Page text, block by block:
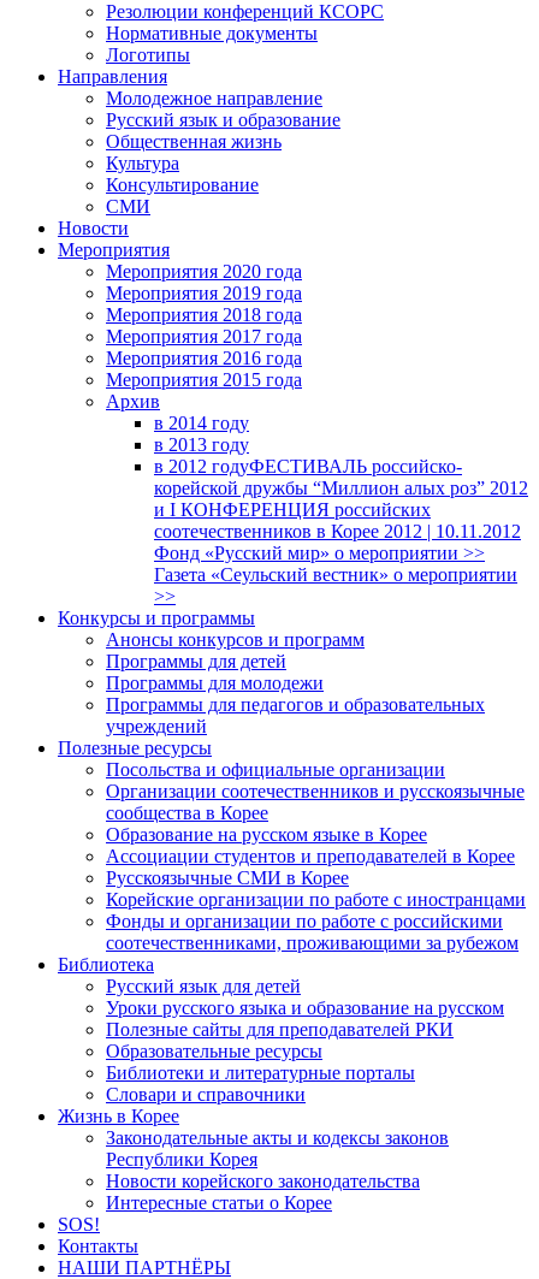
Резолюции конференций КСОРС
Нормативные документы
Логотипы
Направления
Молодежное направление
Русский язык и образование
Общественная жизнь
Культура
Консультирование
СМИ
Новости
Мероприятия
Мероприятия 2020 года
Мероприятия 2019 года
Мероприятия 2018 годa
Мероприятия 2017 года
Мероприятия 2016 года
Мероприятия 2015 года
Архив
в 2014 году
в 2013 году
в 2012 годуФЕСТИВАЛЬ российско-
корейской дружбы “Миллион алых роз” 2012
и I КОНФЕРЕНЦИЯ российских
соотечественников в Корее 2012 | 10.11.2012
Фонд «Русский мир» о мероприятии >>
Газета «Сеульский вестник» о мероприятии
>>
Конкурсы и программы
Анонсы конкурсов и программ
Программы для детей
Программы для молодежи
Программы для педагогов и образовательных
учреждений
Полезные ресурсы
Посольства и официальные организации
Организации соотечественников и русскоязычные
сообщества в Корее
Образование на русском языке в Корее
Ассоциации студентов и преподавателей в Корее
Русскоязычные СМИ в Корее
Корейские организации по работе с иностранцами
Фонды и организации по работе с российскими
соотечественниками, проживающими за рубежом
Библиотека
Русский язык для детей
Уроки русского языка и образование на русском
Полезные сайты для преподавателей РКИ
Образовательные ресурсы
Библиотеки и литературные порталы
Словари и справочники
Жизнь в Корее
Законодательные акты и кодексы законов
Республики Корея
Новости корейского законодательства
Интересные статьи о Корее
SOS!
Контакты
НАШИ ПАРТНЁРЫ